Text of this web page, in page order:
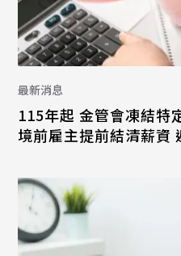
最新消息
115年起 金管會凍結特
境前雇主提前結清薪資